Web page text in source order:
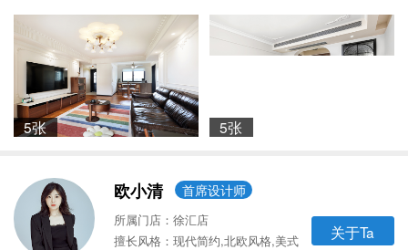
5张 5张
欧小清 首席设计师
所属门店：徐汇店
擅长风格：现代简约,北欧风格,美式
关于Ta